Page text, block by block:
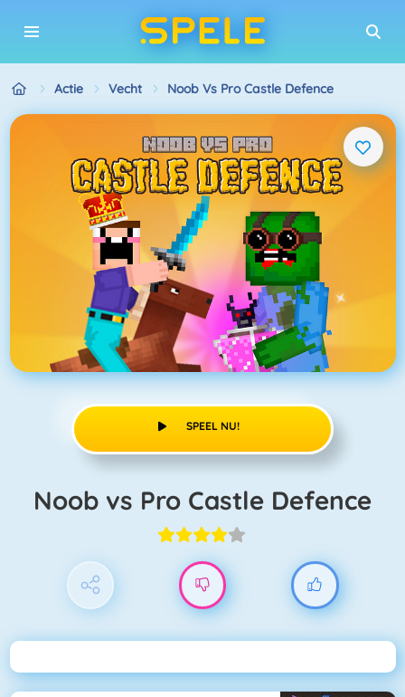
Actie Vecht Noob Vs Pro Castle Defence
SPEEL NU!
Noob vs Pro Castle Defence